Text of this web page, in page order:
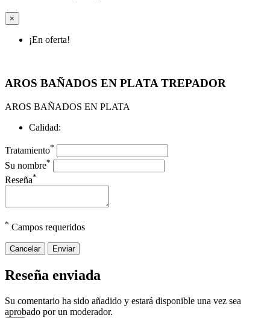
×
¡En oferta!
AROS BAÑADOS EN PLATA TREPADOR
AROS BAÑADOS EN PLATA
Calidad:
Tratamiento*
Su nombre*
Reseña*
* Campos requeridos
Cancelar Enviar
Reseña enviada
Su comentario ha sido añadido y estará disponible una vez sea
aprobado por un moderador.